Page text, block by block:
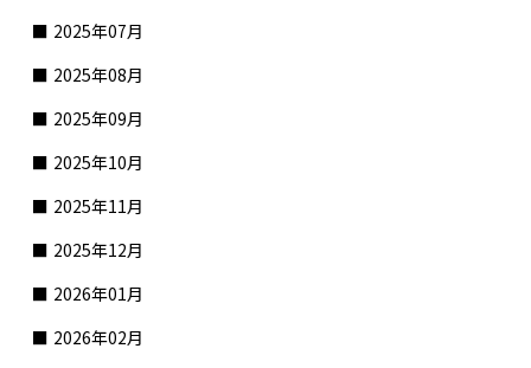
2025年07月
2025年08月
2025年09月
2025年10月
2025年11月
2025年12月
2026年01月
2026年02月